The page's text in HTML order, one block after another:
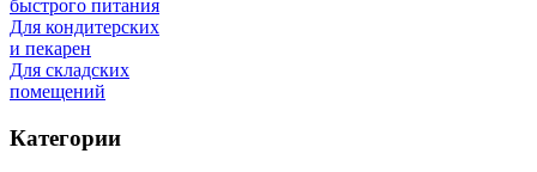
быстрого питания
Для кондитерских
и пекарен
Для складских
помещений
Категории